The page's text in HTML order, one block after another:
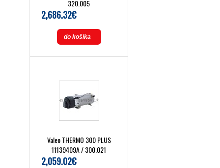
320.005
2,686.32€
do košíka
Valeo THERMO 300 PLUS
11139409A / 300.021
2,059.02€